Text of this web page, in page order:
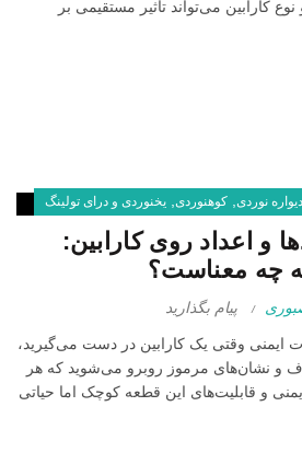
کارابین می‌تواند تأثیر مستقیمی بر
نوردی کوهنوردی یخنوردی و درای تولینگ
و اعداد روی کارابین:
پیام بگذارید
ایمنی وقتی یک کارابین در دست می‌گیرید،
و نشان‌های مرموز روبرو می‌شوید که هر
و قابلیت‌های این قطعه کوچک اما حیاتی